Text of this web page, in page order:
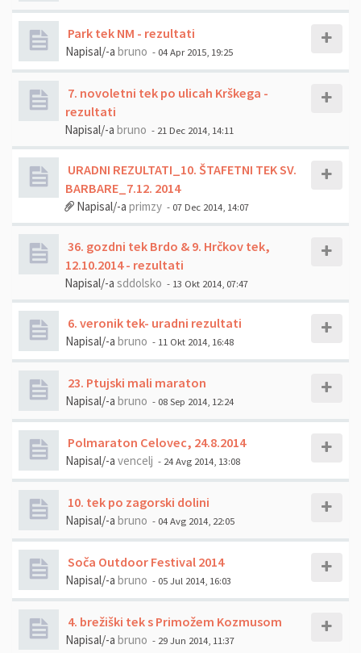
Park tek NM - rezultati
Napisal/-a bruno - 04 Apr 2015, 19:25
7. novoletni tek po ulicah Krškega -
rezultati
Napisal/-a bruno - 21 Dec 2014, 14:11
URADNI REZULTATI_10. ŠTAFETNI TEK SV.
BARBARE_7.12. 2014
Napisal/-a primzy - 07 Dec 2014, 14:07
36. gozdni tek Brdo & 9. Hrčkov tek,
12.10.2014 - rezultati
Napisal/-a sddolsko - 13 Okt 2014, 07:47
6. veronik tek- uradni rezultati
Napisal/-a bruno - 11 Okt 2014, 16:48
23. Ptujski mali maraton
Napisal/-a bruno - 08 Sep 2014, 12:24
Polmaraton Celovec, 24.8.2014
Napisal/-a vencelj - 24 Avg 2014, 13:08
10. tek po zagorski dolini
Napisal/-a bruno - 04 Avg 2014, 22:05
Soča Outdoor Festival 2014
Napisal/-a bruno - 05 Jul 2014, 16:03
4. brežiški tek s Primožem Kozmusom
Napisal/-a bruno - 29 Jun 2014, 11:37